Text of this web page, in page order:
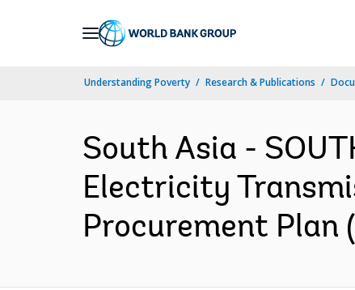
Understanding Poverty Research & Publications
South Asia -
Electricity
Procurement Plan